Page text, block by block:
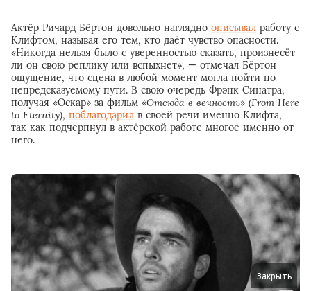
Актёр Ричард Бёртон довольно наглядно описывал работу с
Клифтом, называя его тем, кто даёт чувство опасности.
«Никогда нельзя было с уверенностью сказать, произнесёт
ли он свою реплику или вспыхнет», — отмечал Бёртон
ощущение, что сцена в любой момент могла пойти по
непредсказуемому пути. В свою очередь Фрэнк Синатра,
получая «Оскар» за фильм «Отсюда в вечность» (From Here
to Eternity), поблагодарил в своей речи именно Клифта,
так как подчерпнул в актёрской работе многое именно от
него.
Закрыть